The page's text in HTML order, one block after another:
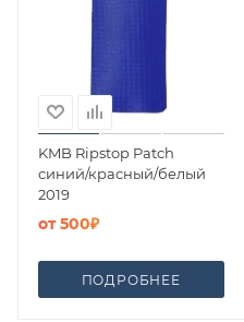
KMB Ripstop Patch
синий/красный/белый
2019
от500₽
ПОДРОБНЕЕ